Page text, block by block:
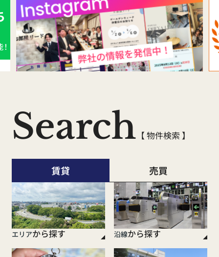
Search 【 物件検索 】
賃貸 売買
エリアから探す 沿線から探す